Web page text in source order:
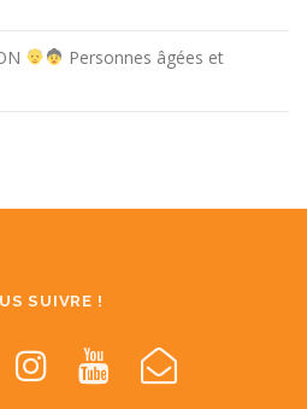
Personnes âgées et
SUIVRE !